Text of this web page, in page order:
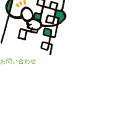
お問い合わせ